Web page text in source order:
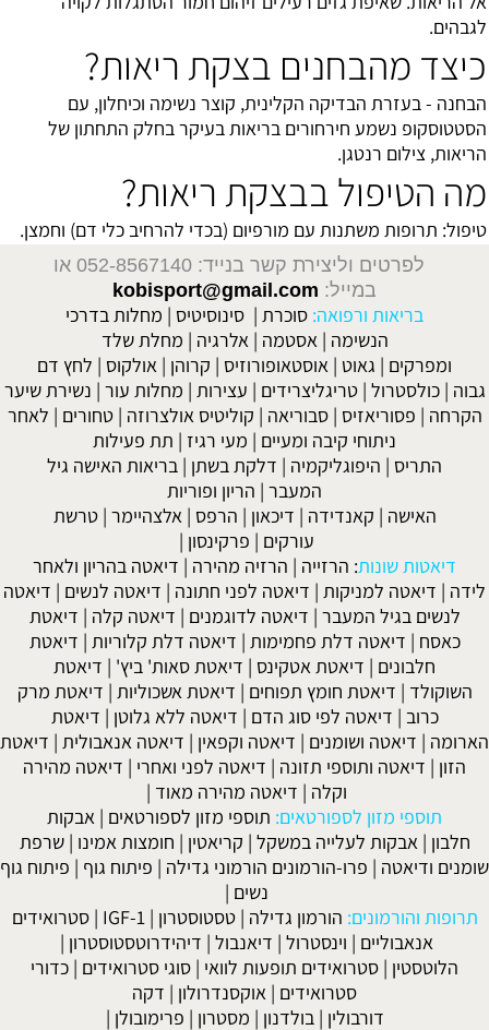
לגבהים.
כיצד מהבחנים בצקת ריאות?
הבחנה - בעזרת הבדיקה הקלינית, קוצר נשימה וכיחלון, עם
הסטטוסקופ נשמע חירחורים בריאות בעיקר בחלק התחתון של
הריאות, צילום רנטגן.
מה הטיפול בבצקת ריאות?
טיפול: תרופות משתנות עם מורפיום (בכדי להרחיב כלי דם) וחמצן.
לפרטים וליצירת קשר בנייד: 052-8567140
או
במייל: kobisport@gmail.com
בריאות ורפואה: סוכרת | סינוסיטיס | מחלות בדרכי
הנשימה | אסטמה | אלרגיה | מחלת שלד
ומפרקים | גאוט | אוסטאופורוזיס | קרוהן | אולקוס | לחץ דם
גבוה |כולסטרול |טריגליצרידים | עצירות | מחלות עור | נשירת שיער
הקרחה | פסוריאזיס |סבוריאה | קוליטיס אולצרוזה |טחורים | לאחר
ניתוחי קיבה ומעיים | מעי רגיז | תת פעילות
התריס | היפוגליקמיה | דלקת בשתן | בריאות האישה גיל
המעבר | הריון ופוריות
האישה | קאנדידה | דיכאון | הרפס | אלצהיימר |טרשת
עורקים | פרקינסון |
דיאטות שונות: הרזייה | הרזיה מהירה | דיאטה בהריון ולאחר
לידה | דיאטה למניקות | דיאטה לפני חתונה | דיאטה לנשים | דיאטה
לנשים בגיל המעבר | דיאטה לדוגמנים | דיאטה קלה | דיאטת
כאסח | דיאטה דלת פחמימות | דיאטה דלת קלוריות | דיאטת
חלבונים | דיאטת אטקינס | דיאטת סאות' ביץ' | דיאטת
השוקולד | דיאטת חומץ תפוחים | דיאטת אשכוליות | דיאטת מרק
כרוב | דיאטה לפי סוג הדם | דיאטה ללא גלוטן | דיאטת
הארומה | דיאטה ושומנים | דיאטה וקפאין | דיאטה אנאבולית | דיאטת
הזון | דיאטה ותוספי תזונה | דיאטה לפני ואחרי | דיאטה מהירה
וקלה | דיאטה מהירה מאוד |
תוספי מזון לספורטאים: תוספי מזון לספורטאים | אבקות
חלבון | אבקות לעלייה במשקל | קריאטין | חומצות אמינו |שרפת
שומנים ודיאטה | פרו-הורמונים הורמוני גדילה | פיתוח גוף | פיתוח גוף
נשים |
תרופות והורמונים: הורמון גדילה |טסטוסטרון |
IGF-1
|סטרואידים
אנאבוליים | וינסטרול | דיאנבול | דיהידרוטסטוסטרון |
הלוטסטין | סטרואידים תופעות לוואי | סוגי סטרואידים | כדורי
סטרואידים | אוקסנדרולון | דקה
דורבולין | בולדנון | מסטרון | פרימובולן |